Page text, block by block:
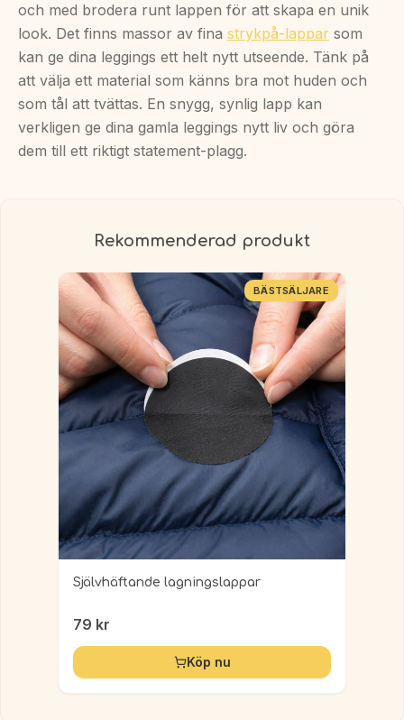
och med brodera runt lappen för att skapa en unik
look. Det finns massor av fina strykpå-lappar som
kan ge dina leggings ett helt nytt utseende. Tänk på
att välja ett material som känns bra mot huden och
som tål att tvättas. En snygg, synlig lapp kan
verkligen ge dina gamla leggings nytt liv och göra
dem till ett riktigt statement-plagg.
Rekommenderad produkt
BÄSTSÄLJARE
Självhäftande lagningslappar
79 kr
Köp nu